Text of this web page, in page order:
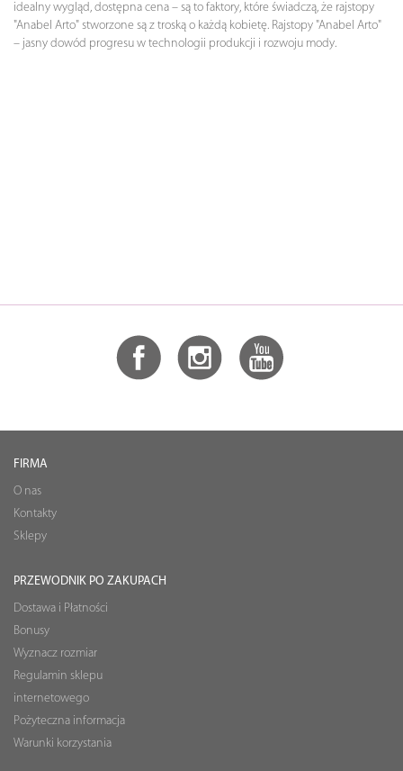
idealny wygląd, dostępna cena – są to faktory, które świadczą, że rajstopy
"Anabel Arto" stworzone są z troską o każdą kobietę. Rajstopy "Anabel Arto"
– jasny dowód progresu w technologii produkcji i rozwoju mody.
FIRMA
O nas
Kontakty
Sklepy
PRZEWODNIK PO ZAKUPACH
Dostawa i Płatności
Bonusy
Wyznacz rozmiar
Regulamin sklepu
internetowego
Pożyteczna informacja
Warunki korzystania